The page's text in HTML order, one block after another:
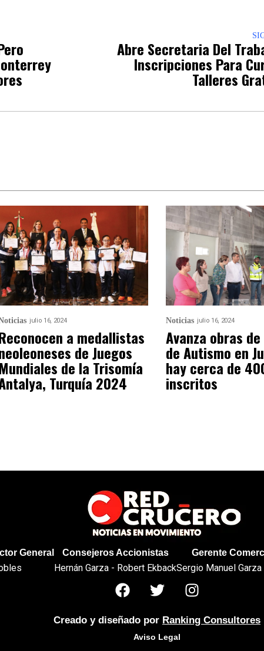
Abre Secretaria Del
Inscripciones Para
Talleres
julio 16, 2024
a medallistas
de Juegos
Mundiales de la Trisomía
Turquía 2024
Noticias julio 16, 2024
Avanza obras
de Autismo en
hay cerca de
inscritos
General Consejeros Accionistas
Hernán Garza - Robert Ekback
Gerente
Sergio Manuel Garza
Creado y diseñado por Ranking Consultores
Aviso Legal